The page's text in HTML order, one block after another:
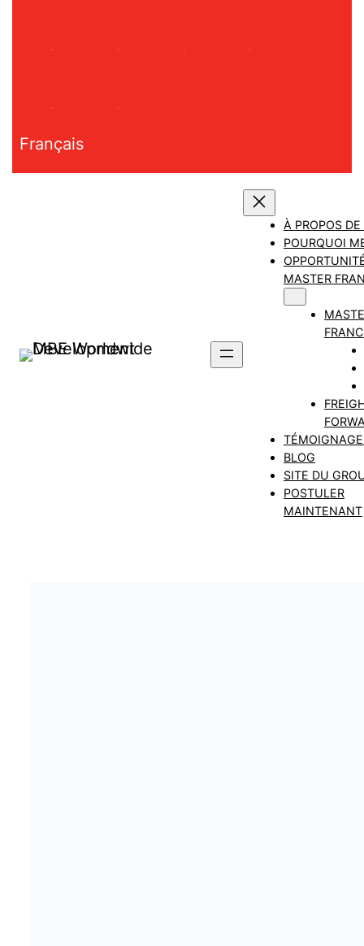
Français
À PROPOS
POURQUOI
MASTER
BLOG
SITE DU
POSTULER
MAINTENANT